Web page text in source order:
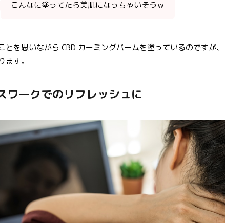
こんなに塗ってたら美肌になっちゃいそうｗ
とを思いながら CBD カーミングバームを塗っているのですが
ます。
ワークでのリフレッシュに